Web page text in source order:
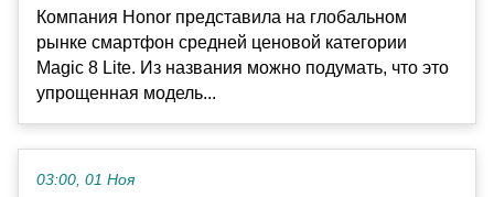
Компания Honor представила на глобальном
рынке смартфон средней ценовой категории
Magic 8 Lite. Из названия можно подумать, что это
упрощенная модель...
03:00, 01 Ноя